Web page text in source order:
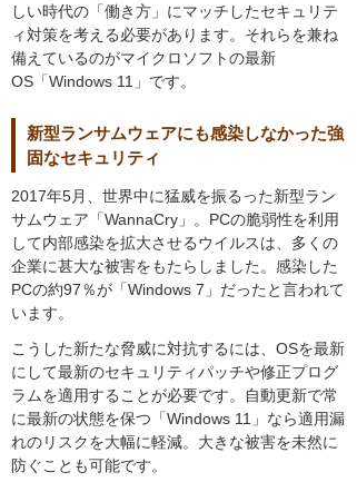
しい時代の「働き方」にマッチしたセキュリテ
ィ対策を考える必要があります。それらを兼ね
備えているのがマイクロソフトの最新
OS「Windows 11」です。
新型ランサムウェアにも感染しなかった強
固なセキュリティ
2017年5月、世界中に猛威を振るった新型ラン
サムウェア「WannaCry」。PCの脆弱性を利用
して内部感染を拡大させるウイルスは、多くの
企業に甚大な被害をもたらしました。感染した
PCの約97％が「Windows 7」だったと言われて
います。
こうした新たな脅威に対抗するには、OSを最新
にして最新のセキュリティパッチや修正プログ
ラムを適用することが必要です。自動更新で常
に最新の状態を保つ「Windows 11」なら適用漏
れのリスクを大幅に軽減。大きな被害を未然に
防ぐことも可能です。